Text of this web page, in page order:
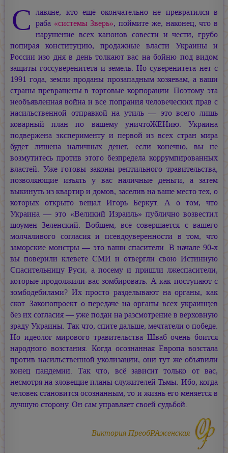
С лавяне, кто ещё окончательно не превратился в
раба «системы Зверь», поймите же, наконец, что в
нарушение всех канонов совести и чести, грубо
попирая конституцию, продажные власти Украины и
России изо дня в день толкают вас на бойню под видом
защиты госсуверенитета и земель. Но суверенитета нет с
1991 года, земли проданы прозападным хозяевам, а ваши
страны превращены в торговые корпорации. Поэтому эта
необъявленная война и все попрания человеческих прав с
насильственной отправкой на утиль — это всего лишь
коварный план по вашему уничтоЖЕНию. Украина
подвержена эксперименту и первой из всех стран мира
будет лишена наличных денег, если конечно, вы не
возмутитесь против этого безпредела коррумпированных
властей. Уже готовы законы рептильного травительства,
позволяющие изъять у вас наличные деньги, а затем
выкинуть из квартир и домов, заселив на ваше место тех, о
которых открыто вещал Игорь Беркут. А о том, что
Украина — это «Великий Израиль» публично возвестил
шоумен Зеленский. Вобщем, всё совершается с вашего
молчаливого согласия и псевдоуверенности в том, что
заморские монстры — это ваши спасители. В начале 90-х
вы поверили клевете СМИ и отвергли свою Истинную
Спасительницу Руси, а посему и пришли лжеспасители,
которые продолжили вас зомбировать. А как поступают с
зомбодебилами? Их просто разделывают на органы, как
скот. Законопроект о передаче на органы всех украинцев
без их согласия — уже подан на разсмотрение в верховную
зраду Украины. Так что, спите дальше, мечтатели о победе.
Но идеолог мирового травительства Шваб очень боится
народного возстания. Когда осознанная Европа возстала
против насильственной уколизации, они тут же объявили
конец пандемии. Так что, всё зависит только от вас,
несмотря на зловещие планы служителей Тьмы. Ибо, когда
человек становится осознанным, то и жизнь его меняется в
лучшую сторону. Он сам управляет своей судьбой.
Виктория ПреобРАженская